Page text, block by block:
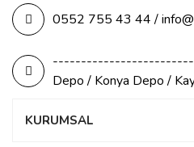
0552 755 43 44 /
---------------------------
Depo / Konya Depo /
KURUMSAL